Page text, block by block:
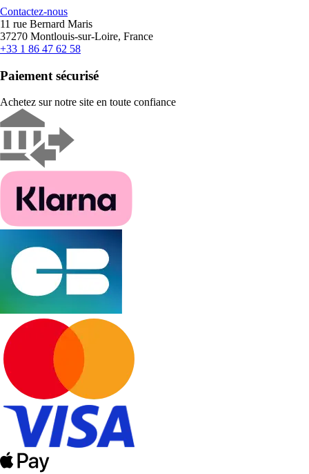
Contactez-nous
11 rue Bernard Maris
37270 Montlouis-sur-Loire, France
+33 1 86 47 62 58
Paiement sécurisé
Achetez sur notre site en toute confiance